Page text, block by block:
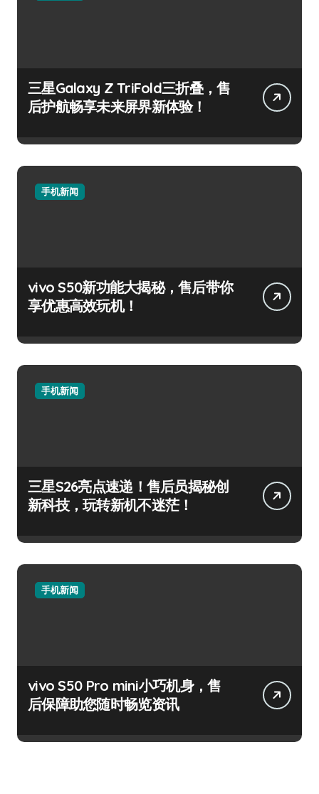
三星Galaxy Z TriFold三折叠，售
后护航畅享未来屏界新体验！
手机新闻
vivo S50新功能大揭秘，售后带你
享优惠高效玩机！
手机新闻
三星S26亮点速递！售后员揭秘创
新科技，玩转新机不迷茫！
手机新闻
vivo S50 Pro mini小巧机身，售
后保障助您随时畅览资讯